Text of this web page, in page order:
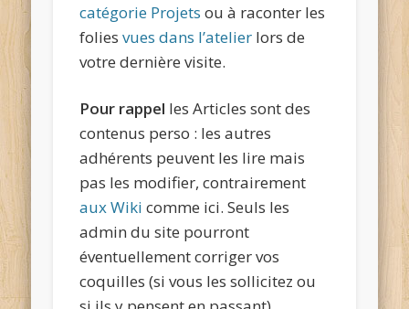
catégorie Projets ou à raconter les
folies vues dans l’atelierlors de
votre dernière visite.
Pour rappel les Articles sont des
contenus perso : les autres
adhérents peuvent les lire mais
pas les modifier, contrairement
aux Wiki comme ici. Seuls les
admin du site pourront
éventuellement corriger vos
coquilles (si vous les sollicitez ou